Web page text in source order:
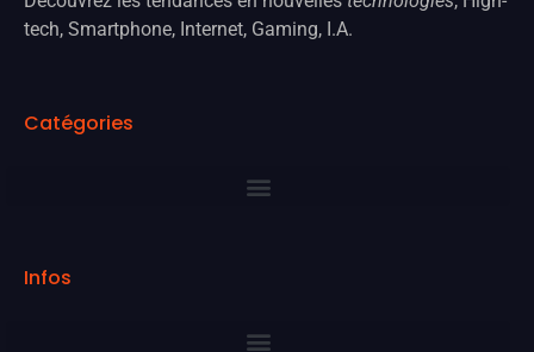
tech, Smartphone, Internet, Gaming, I.A.
Catégories
Infos